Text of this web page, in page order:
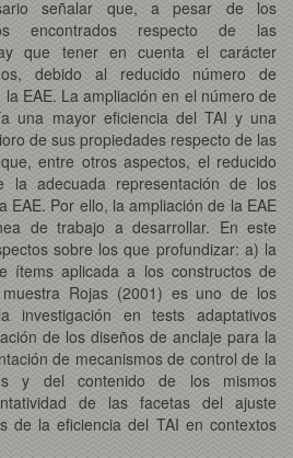
señalar que, a pesar de los
encontrados respecto de las
que tener en cuenta el carácter
debido al reducido número de
EAE. La ampliación en el número de
una mayor eficiencia del TAI y una
de sus propiedades respecto de las
entre otros aspectos, el reducido
la adecuada representación de los
EAE. Por ello, la ampliación de la EAE
de trabajo a desarrollar. En este
sobre los que profundizar: a) la
ítems aplicada a los constructos de
Rojas (2001) es uno de los
investigación en tests adaptativos
de los diseños de anclaje para la
de mecanismos de control de la
y del contenido de los mismos
de las facetas del ajuste
de la eficiencia del TAI en contextos